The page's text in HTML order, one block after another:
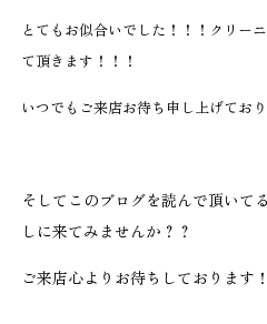
とてもお似合いでした！！！クリー
て頂きます！！！
いつでもご来店お待ち申し上げてお
そしてこのブログを読んで頂いて
しに来てみませんか？？
ご来店心よりお待ちしております